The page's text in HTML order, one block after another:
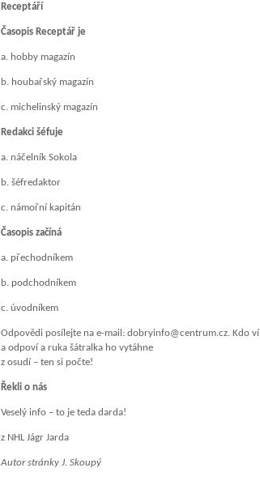
Receptáří
Časopis Receptář je
a. hobby magazín
b. houbařský magazín
c. michelinský magazín
Redakci šéfuje
a. náčelník Sokola
b. šéfredaktor
c. námořní kapitán
Časopis začíná
a. přechodníkem
b. podchodníkem
c. úvodníkem
Odpovědi posílejte na e-mail: dobryinfo@centrum.cz. Kdo ví
a odpoví a ruka šátralka ho vytáhne
z osudí – ten si počte!
Řekli o nás
Veselý info – to je teda darda!
z NHL Jágr Jarda
Autor stránky J. Skoupý